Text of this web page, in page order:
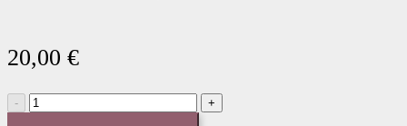
20,00 €
LOVELY
YOGA